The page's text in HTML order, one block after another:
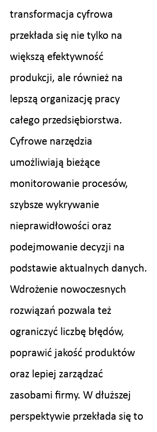
transformacja cyfrowa
przekłada się nie tylko na
większą efektywność
produkcji, ale również na
lepszą organizację pracy
całego przedsiębiorstwa.
Cyfrowe narzędzia
umożliwiają bieżące
monitorowanie procesów,
szybsze wykrywanie
nieprawidłowości oraz
podejmowanie decyzji na
podstawie aktualnych danych.
Wdrożenie nowoczesnych
rozwiązań pozwala też
ograniczyć liczbę błędów,
poprawić jakość produktów
oraz lepiej zarządzać
zasobami firmy. W dłuższej
perspektywie przekłada się to